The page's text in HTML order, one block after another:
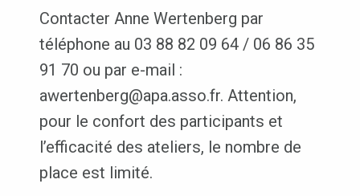
Contacter Anne Wertenberg par
téléphone au 03 88 82 09 64 / 06 86 35
91 70 ou par e-mail :
awertenberg@apa.asso.fr. Attention,
pour le confort des participants et
l’efficacité des ateliers, le nombre de
place est limité.